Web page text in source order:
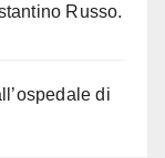
Russo.
di